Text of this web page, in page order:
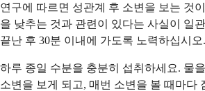
연구에 따르면 성관계 후 소변을 보는 것
을 낮추는 것과 관련이 있다는 사실이 일
끝난 후 30분 이내에 가도록 노력하십시오.
하루 종일 수분을 충분히 섭취하세요. 물
소변을 보게 되고, 매번 소변을 볼 때마다